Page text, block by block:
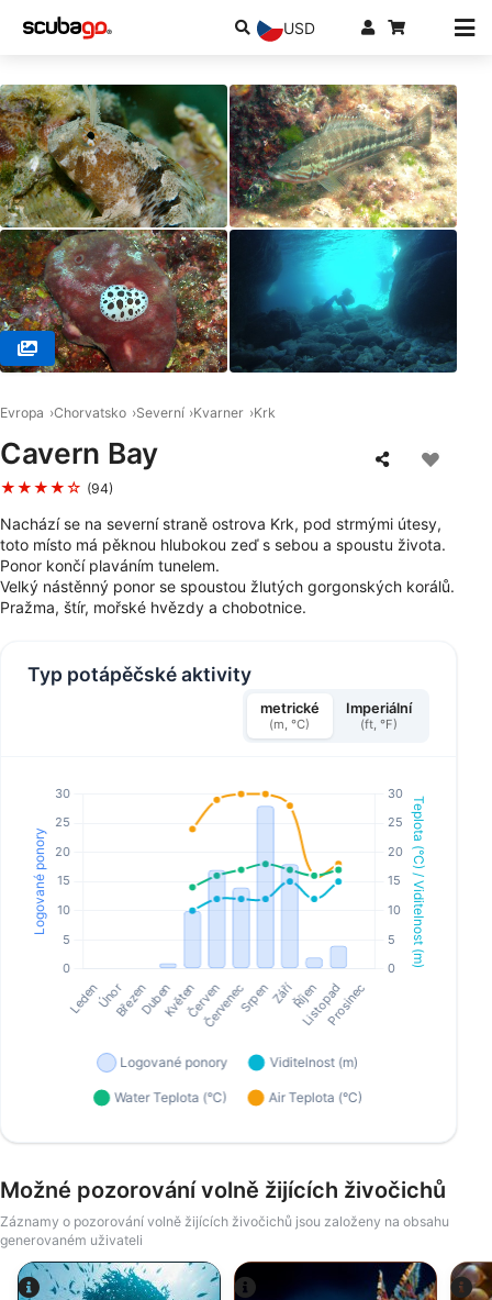
USD
Evropa Chorvatsko Severní Kvarner Krk
Cavern Bay
★★★★☆ (94)
Nachází se na severní straně ostrova Krk, pod strmými útesy,
toto místo má pěknou hlubokou zeď s sebou a spoustu života.
Ponor končí plaváním tunelem.
Velký nástěnný ponor se spoustou žlutých gorgonských korálů.
Pražma, štír, mořské hvězdy a chobotnice.
Typ potápěčské aktivity
metrické
(m, °C)
Imperiální
(ft, °F)
Možné pozorování volně žijících živočichů
Záznamy o pozorování volně žijících živočichů jsou založeny na obsahu
generovaném uživateli